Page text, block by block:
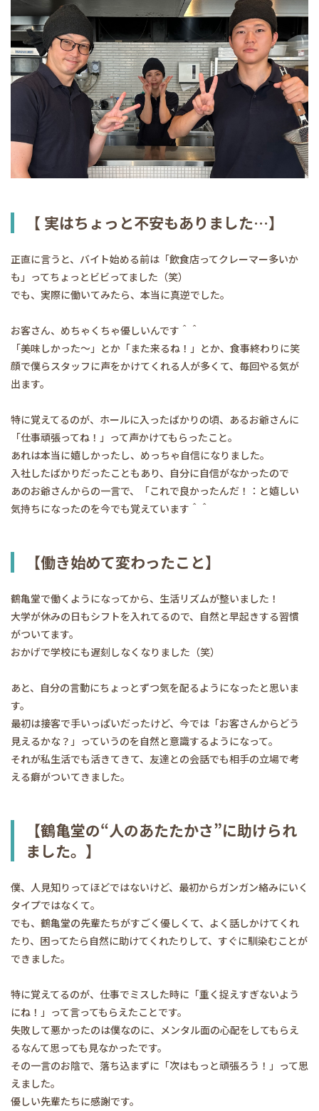
【 実はちょっと不安もありました…】
正直に言うと、バイト始める前は「飲食店ってクレーマー多いか
も」ってちょっとビビってました（笑）
でも、実際に働いてみたら、本当に真逆でした。
お客さん、めちゃくちゃ優しいんです＾＾
「美味しかった〜」とか「また来るね！」とか、食事終わりに笑
顔で僕らスタッフに声をかけてくれる人が多くて、毎回やる気が
出ます。
特に覚えてるのが、ホールに入ったばかりの頃、あるお爺さんに
「仕事頑張ってね！」って声かけてもらったこと。
あれは本当に嬉しかったし、めっちゃ自信になりました。
入社したばかりだったこともあり、自分に自信がなかったので
あのお爺さんからの一言で、「これで良かったんだ！：と嬉しい
気持ちになったのを今でも覚えています＾＾
【働き始めて変わったこと】
鶴亀堂で働くようになってから、生活リズムが整いました！
大学が休みの日もシフトを入れてるので、自然と早起きする習慣
がついてます。
おかげで学校にも遅刻しなくなりました（笑）
あと、自分の言動にちょっとずつ気を配るようになったと思いま
す。
最初は接客で手いっぱいだったけど、今では「お客さんからどう
見えるかな？」っていうのを自然と意識するようになって。
それが私生活でも活きてきて、友達との会話でも相手の立場で考
える癖がついてきました。
【鶴亀堂の“人のあたたかさ”に助けられ
ました。】
僕、人見知りってほどではないけど、最初からガンガン絡みにいく
タイプではなくて。
でも、鶴亀堂の先輩たちがすごく優しくて、よく話しかけてくれ
たり、困ってたら自然に助けてくれたりして、すぐに馴染むことが
できました。
特に覚えてるのが、仕事でミスした時に「重く捉えすぎないよう
にね！」って言ってもらえたことです。
失敗して悪かったのは僕なのに、メンタル面の心配をしてもらえ
るなんて思っても見なかったです。
その一言のお陰で、落ち込まずに「次はもっと頑張ろう！」って思
えました。
優しい先輩たちに感謝です。